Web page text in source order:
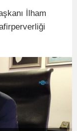
İlham